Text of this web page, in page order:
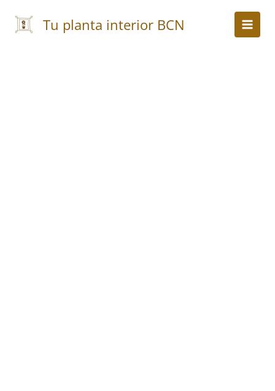
contenido
Tu planta interior BCN